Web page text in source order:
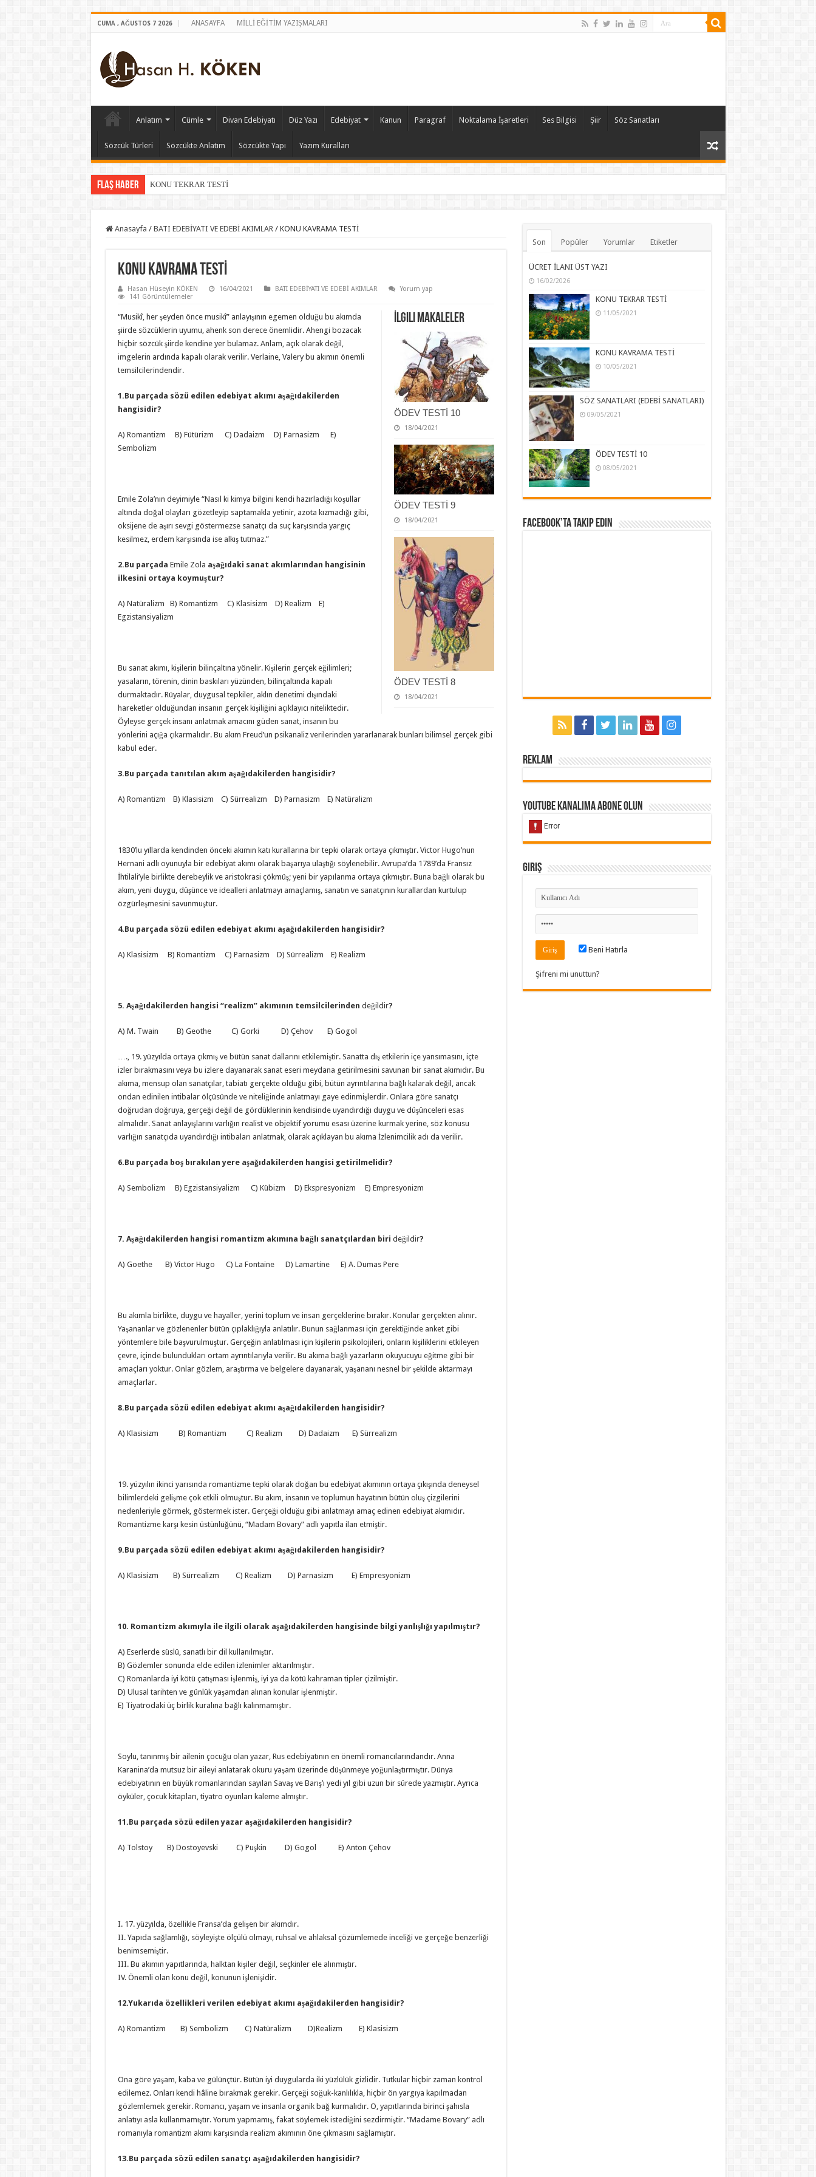
CUMA , AĞUSTOS 7 2026 ANASAYFA MİLLİ EĞİTİM YAZIŞMALARI
Anlatım Cümle Divan Edebiyatı Düz Yazı Edebiyat Kanun Paragraf Noktalama İşaretleri Ses Bilgisi Şiir Söz Sanatları
Sözcük Türleri Sözcükte Anlatım Sözcükte Yapı Yazım Kuralları
Flaş Haber KONU TEKRAR TESTİ
Anasayfa / BATI EDEBİYATI VE EDEBİ AKIMLAR / KONU KAVRAMA TESTİ
KONU KAVRAMA TESTİ
Hasan Hüseyin KÖKEN 16/04/2021 BATI EDEBİYATI VE EDEBİ AKIMLAR
Yorum yap
141 Görüntülemeler
İlgili Makaleler
ÖDEV TESTİ 10
18/04/2021
ÖDEV TESTİ 9
18/04/2021
ÖDEV TESTİ 8
18/04/2021
“Musikî, her şeyden önce musikî” anlayışının egemen olduğu bu akımda
şiirde sözcüklerin uyumu, ahenk son derece önemlidir. Ahengi bozacak
hiçbir sözcük şiirde kendine yer bulamaz. Anlam, açık olarak değil,
imgelerin ardında kapalı olarak verilir. Verlaine, Valery bu akımın önemli
temsilcilerindendir.
1.Bu parçada sözü edilen edebiyat akımı aşağıdakilerden
hangisidir?
A) Romantizm B) Fütürizm C) Dadaizm D) Parnasizm E)
Sembolizm
Emile Zola’nın deyimiyle “Nasıl ki kimya bilgini kendi hazırladığı koşullar
altında doğal olayları gözetleyip saptamakla yetinir, azota kızmadığı gibi,
oksijene de aşırı sevgi göstermezse sanatçı da suç karşısında yargıç
kesilmez, erdem karşısında ise alkış tutmaz.”
2.Bu parçada Emile Zola aşağıdaki sanat akımlarından hangisinin
ilkesini ortaya koymuştur?
A) Natüralizm B) Romantizm C) Klasisizm D) Realizm E)
Egzistansiyalizm
Bu sanat akımı, kişilerin bilinçaltına yönelir. Kişilerin gerçek eğilimleri;
yasaların, törenin, dinin baskıları yüzünden, bilinçaltında kapalı
durmaktadır. Rüyalar, duygusal tepkiler, aklın denetimi dışındaki
hareketler olduğundan insanın gerçek kişiliğini açıklayıcı niteliktedir.
Öyleyse gerçek insanı anlatmak amacını güden sanat, insanın bu
yönlerini açığa çıkarmalıdır. Bu akım Freud’un psikanaliz verilerinden yararlanarak bunları bilimsel gerçek gibi
kabul eder.
3.Bu parçada tanıtılan akım aşağıdakilerden hangisidir?
A) Romantizm B) Klasisizm C) Sürrealizm D) Parnasizm E) Natüralizm
1830’lu yıllarda kendinden önceki akımın katı kurallarına bir tepki olarak ortaya çıkmıştır. Victor Hugo’nun
Hernani adlı oyunuyla bir edebiyat akımı olarak başarıya ulaştığı söylenebilir. Avrupa’da 1789’da Fransız
İhtilali’yle birlikte derebeylik ve aristokrasi çökmüş; yeni bir yapılanma ortaya çıkmıştır. Buna bağlı olarak bu
akım, yeni duygu, düşünce ve idealleri anlatmayı amaçlamış, sanatın ve sanatçının kurallardan kurtulup
özgürleşmesini savunmuştur.
4.Bu parçada sözü edilen edebiyat akımı aşağıdakilerden hangisidir?
A) Klasisizm B) Romantizm C) Parnasizm D) Sürrealizm E) Realizm
5. Aşağıdakilerden hangisi “realizm” akımının temsilcilerinden değildir?
A) M. Twain B) Geothe C) Gorki D) Çehov E) Gogol
…., 19. yüzyılda ortaya çıkmış ve bütün sanat dallarını etkilemiştir. Sanatta dış etkilerin içe yansımasını, içte
izler bırakmasını veya bu izlere dayanarak sanat eseri meydana getirilmesini savunan bir sanat akımıdır. Bu
akıma, mensup olan sanatçılar, tabiatı gerçekte olduğu gibi, bütün ayrıntılarına bağlı kalarak değil, ancak
ondan edinilen intibalar ölçüsünde ve niteliğinde anlatmayı gaye edinmişlerdir. Onlara göre sanatçı
doğrudan doğruya, gerçeği değil de gördüklerinin kendisinde uyandırdığı duygu ve düşünceleri esas
almalıdır. Sanat anlayışlarını varlığın realist ve objektif yorumu esası üzerine kurmak yerine, söz konusu
varlığın sanatçıda uyandırdığı intibaları anlatmak, olarak açıklayan bu akıma İzlenimcilik adı da verilir.
6.Bu parçada boş bırakılan yere aşağıdakilerden hangisi getirilmelidir?
A) Sembolizm B) Egzistansiyalizm C) Kübizm D) Ekspresyonizm E) Empresyonizm
7. Aşağıdakilerden hangisi romantizm akımına bağlı sanatçılardan biri değildir?
A) Goethe B) Victor Hugo C) La Fontaine D) Lamartine E) A. Dumas Pere
Bu akımla birlikte, duygu ve hayaller, yerini toplum ve insan gerçeklerine bırakır. Konular gerçekten alınır.
Yaşananlar ve gözlenenler bütün çıplaklığıyla anlatılır. Bunun sağlanması için gerektiğinde anket gibi
yöntemlere bile başvurulmuştur. Gerçeğin anlatılması için kişilerin psikolojileri, onların kişiliklerini etkileyen
çevre, içinde bulundukları ortam ayrıntılarıyla verilir. Bu akıma bağlı yazarların okuyucuyu eğitme gibi bir
amaçları yoktur. Onlar gözlem, araştırma ve belgelere dayanarak, yaşananı nesnel bir şekilde aktarmayı
amaçlarlar.
8.Bu parçada sözü edilen edebiyat akımı aşağıdakilerden hangisidir?
A) Klasisizm B) Romantizm C) Realizm D) Dadaizm E) Sürrealizm
19. yüzyılın ikinci yarısında romantizme tepki olarak doğan bu edebiyat akımının ortaya çıkışında deneysel
bilimlerdeki gelişme çok etkili olmuştur. Bu akım, insanın ve toplumun hayatının bütün oluş çizgilerini
nedenleriyle görmek, göstermek ister. Gerçeği olduğu gibi anlatmayı amaç edinen edebiyat akımıdır.
Romantizme karşı kesin üstünlüğünü, “Madam Bovary” adlı yapıtla ilan etmiştir.
9.Bu parçada sözü edilen edebiyat akımı aşağıdakilerden hangisidir?
A) Klasisizm B) Sürrealizm C) Realizm D) Parnasizm E) Empresyonizm
10. Romantizm akımıyla ile ilgili olarak aşağıdakilerden hangisinde bilgi yanlışlığı yapılmıştır?
A) Eserlerde süslü, sanatlı bir dil kullanılmıştır.
B) Gözlemler sonunda elde edilen izlenimler aktarılmıştır.
C) Romanlarda iyi kötü çatışması işlenmiş, iyi ya da kötü kahraman tipler çizilmiştir.
D) Ulusal tarihten ve günlük yaşamdan alınan konular işlenmiştir.
E) Tiyatrodaki üç birlik kuralına bağlı kalınmamıştır.
Soylu, tanınmış bir ailenin çocuğu olan yazar, Rus edebiyatının en önemli romancılarındandır. Anna
Karanina’da mutsuz bir aileyi anlatarak okuru yaşam üzerinde düşünmeye yoğunlaştırmıştır. Dünya
edebiyatının en büyük romanlarından sayılan Savaş ve Barış’ı yedi yıl gibi uzun bir sürede yazmıştır. Ayrıca
öyküler, çocuk kitapları, tiyatro oyunları kaleme almıştır.
11.Bu parçada sözü edilen yazar aşağıdakilerden hangisidir?
A) Tolstoy B) Dostoyevski C) Puşkin D) Gogol E) Anton Çehov
I. 17. yüzyılda, özellikle Fransa’da gelişen bir akımdır.
II. Yapıda sağlamlığı, söyleyişte ölçülü olmayı, ruhsal ve ahlaksal çözümlemede inceliği ve gerçeğe benzerliği
benimsemiştir.
III. Bu akımın yapıtlarında, halktan kişiler değil, seçkinler ele alınmıştır.
IV. Önemli olan konu değil, konunun işlenişidir.
12.Yukarıda özellikleri verilen edebiyat akımı aşağıdakilerden hangisidir?
A) Romantizm B) Sembolizm C) Natüralizm D)Realizm E) Klasisizm
Ona göre yaşam, kaba ve gülünçtür. Bütün iyi duygularda iki yüzlülük gizlidir. Tutkular hiçbir zaman kontrol
edilemez. Onları kendi hâline bırakmak gerekir. Gerçeği soğuk-kanlılıkla, hiçbir ön yargıya kapılmadan
gözlemlemek gerekir. Romancı, yaşam ve insanla organik bağ kurmalıdır. O, yapıtlarında birinci şahısla
anlatıyı asla kullanmamıştır. Yorum yapmamış, fakat söylemek istediğini sezdirmiştir. “Madame Bovary” adlı
romanıyla romantizm akımı karşısında realizm akımının öne çıkmasını sağlamıştır.
13.Bu parçada sözü edilen sanatçı aşağıdakilerden hangisidir?
Son Popüler Yorumlar Etiketler
ÜCRET İLANI ÜST YAZI
16/02/2026
KONU TEKRAR TESTİ
11/05/2021
KONU KAVRAMA TESTİ
10/05/2021
SÖZ SANATLARI (EDEBİ SANATLARI)
09/05/2021
ÖDEV TESTİ 10
08/05/2021
Facebook’ta Takip Edin
Reklam
Youtube Kanalıma Abone Olun
Giriş
Beni Hatırla
Şifreni mi unuttun?